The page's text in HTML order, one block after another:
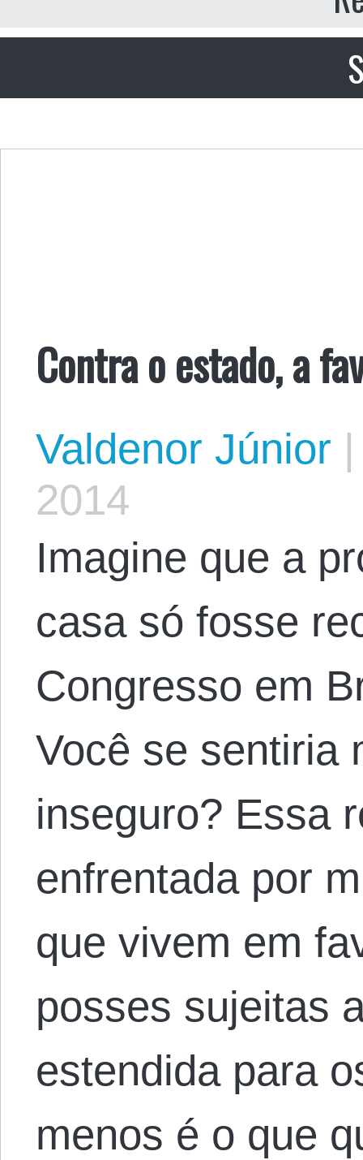
Contra o estado, a
Valdenor Júnior |
2014
Imagine que a
casa só fosse
Congresso em
Você se sentiria
inseguro? Essa
enfrentada por
que vivem em
posses sujeitas
estendida para
menos é o que